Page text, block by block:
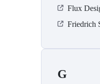
Flux
Friedrich
G